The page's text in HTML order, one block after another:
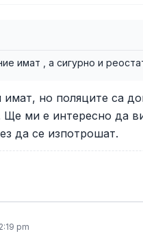
имат , а сигурно и
имат, но поляците са
Ще ми е интересно да
да се изпотрошат.
pm